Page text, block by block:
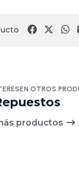
OTROS
productos